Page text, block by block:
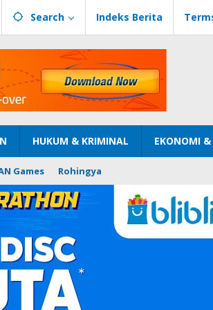
Search Indeks Berita
HUKUM & KRIMINAL EKONOMI &
Games Rohingya